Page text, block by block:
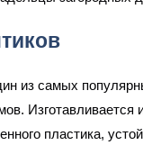
из самых
Изготавливается
пластика,